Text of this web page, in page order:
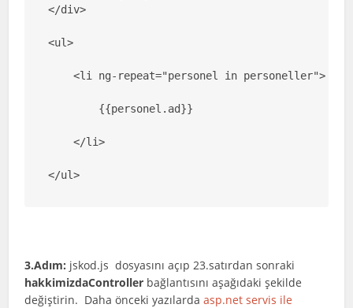
</div>
<ul>
<li ng-repeat="personel in personeller">
{{personel.ad}}
</li>
</ul>
3.Adım: jskod.js dosyasını açıp 23.satırdan sonraki
hakkimizdaController bağlantısını aşağıdaki şekilde
değiştirin. Daha önceki yazılardaasp.net servis ile